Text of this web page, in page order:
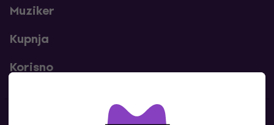
Muziker
Kupnja
Korisno